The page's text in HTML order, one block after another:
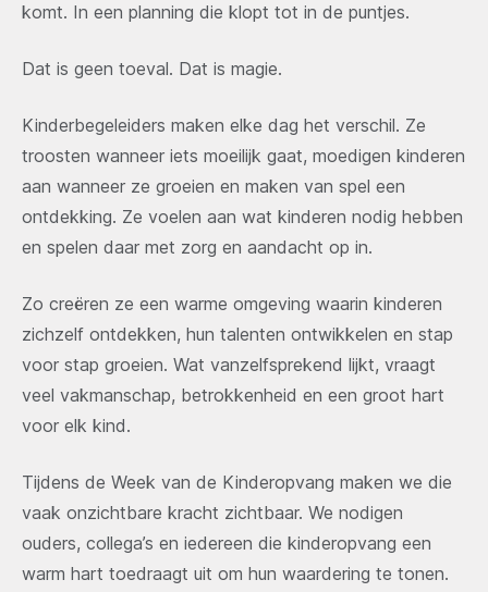
komt. In een planning die klopt tot in de puntjes.
Dat is geen toeval. Dat is magie.
Kinderbegeleiders maken elke dag het verschil. Ze
troosten wanneer iets moeilijk gaat, moedigen kinderen
aan wanneer ze groeien en maken van spel een
ontdekking. Ze voelen aan wat kinderen nodig hebben
en spelen daar met zorg en aandacht op in.
Zo creëren ze een warme omgeving waarin kinderen
zichzelf ontdekken, hun talenten ontwikkelen en stap
voor stap groeien. Wat vanzelfsprekend lijkt, vraagt
veel vakmanschap, betrokkenheid en een groot hart
voor elk kind.
Tijdens de Week van de Kinderopvang maken we die
vaak onzichtbare kracht zichtbaar. We nodigen
ouders, collega’s en iedereen die kinderopvang een
warm hart toedraagt uit om hun waardering te tonen.